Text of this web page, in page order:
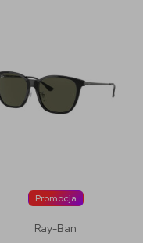
Promocja
Ray-Ban